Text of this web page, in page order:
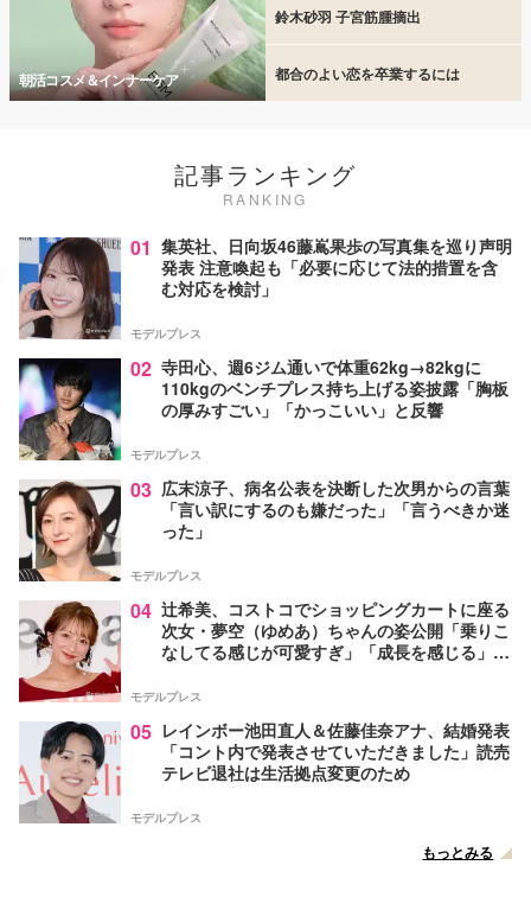
朝活コスメ＆インナーケア
鈴木砂羽 子宮筋腫摘出
都合のよい恋を卒業するには
記事ランキング
RANKING
01 集英社、日向坂46藤嶌果歩の写真集を巡り声明
発表 注意喚起も「必要に応じて法的措置を含
む対応を検討」
モデルプレス
02 寺田心、週6ジム通いで体重62kg→82kgに
110kgのベンチプレス持ち上げる姿披露「胸板
の厚みすごい」「かっこいい」と反響
モデルプレス
03 広末涼子、病名公表を決断した次男からの言葉
「言い訳にするのも嫌だった」「言うべきか迷
った」
モデルプレス
04 辻希美、コストコでショッピングカートに座る
次女・夢空（ゆめあ）ちゃんの姿公開「乗りこ
なしてる感じが可愛すぎ」「成長を感じる」の
モデルプレス
05 レインボー池田直人＆佐藤佳奈アナ、結婚発表
「コント内で発表させていただきました」読売
テレビ退社は生活拠点変更のため
モデルプレス
もっとみる